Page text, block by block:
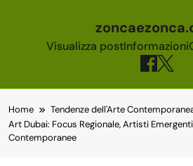
Visualizza postInformazioni
Home
Tendenze dell'Arte
Art Dubai: Focus Regionale, Artisti
Contemporanee